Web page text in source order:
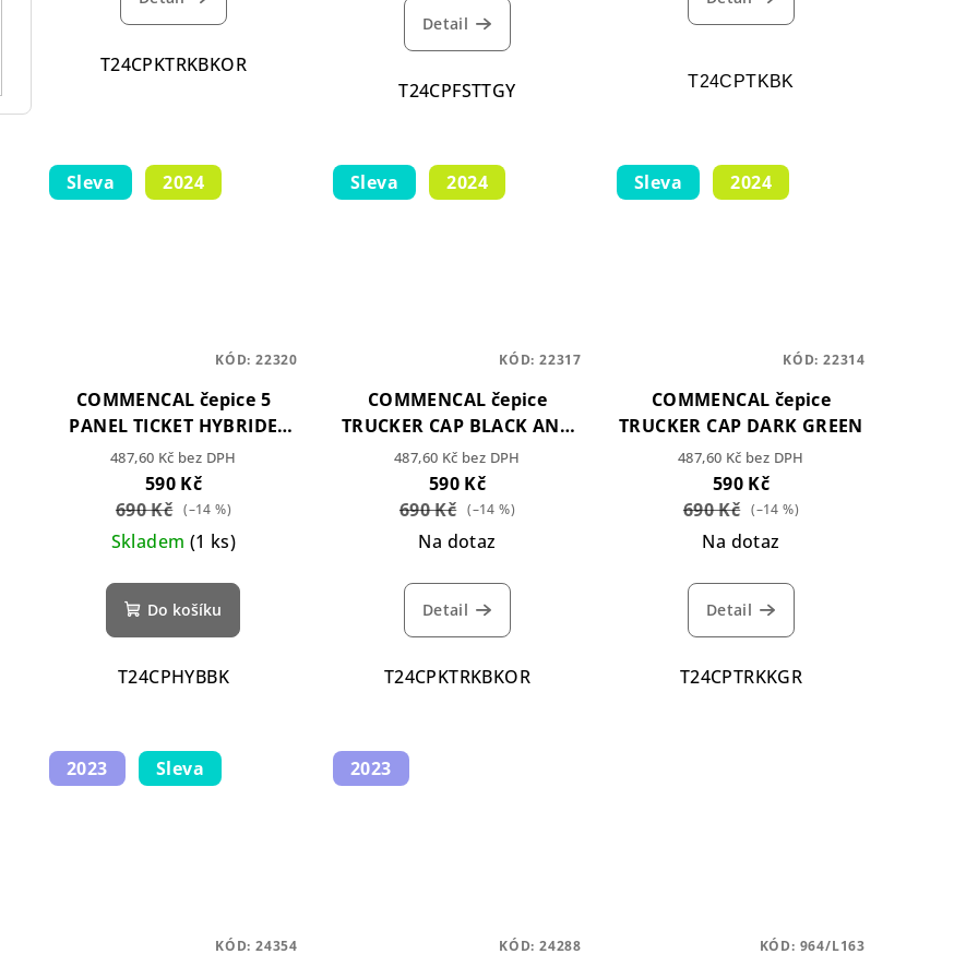
T24CPKTRKBKOR
Detail
T24CPFSTTGY T24CPTKBK
Sleva 2024
COMMENCAL čepice 5
PANEL TICKET HYBRIDE
BLACK
487,60 Kč bez DPH
590 Kč
690 Kč (–14 %)
Skladem (1 ks)
Do košíku
T24CPHYBBK
KÓD: 22320
Sleva 2024
COMMENCAL čepice
TRUCKER CAP BLACK AND
ORANGE
487,60 Kč bez DPH
590 Kč
690 Kč (–14 %)
Na dotaz
Detail
T24CPKTRKBKOR
KÓD: 22317
Sleva 2024
COMMENCAL čepice
TRUCKER CAP DARK GREEN
487,60 Kč bez DPH
590 Kč
690 Kč (–14 %)
Na dotaz
Detail
T24CPTRKKGR
KÓD: 22314
2023 Sleva
KÓD: 24354
2023
KÓD: 24288 KÓD: 964/L163